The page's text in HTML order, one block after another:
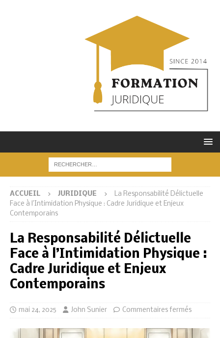
ACCUEIL JURIDIQUE
La Responsabilité Délictuelle
Face à l’Intimidation Physique : Cadre Juridique et Enjeux
Contemporains
La Responsabilité Délictuelle
Face à l’Intimidation Physique :
Cadre Juridique et Enjeux
Contemporains
mai 24, 2025 John Sunier Commentaires fermés